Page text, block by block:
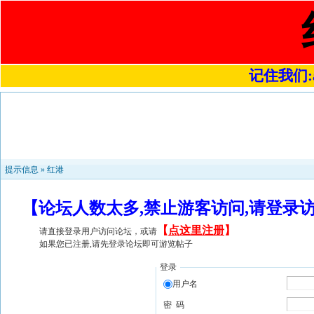
记住我们
提示信息 » 红港
【论坛人数太多,禁止游客访问,请登
请直接登录用户访问论坛，或请 【 点这里注册】
如果您已注册,请先登录论坛即可游览帖子
登录
用户名
密 码